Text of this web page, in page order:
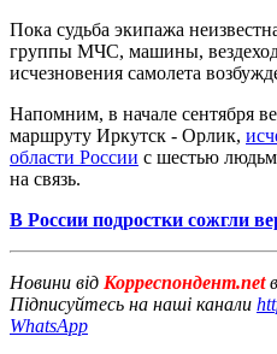
Пока судьба экипажа
группы МЧС, машины,
исчезновения самолета
Напомним, в начале сентября
маршруту Иркутск - Орлик,
области России с шестью
на связь.
В России подростки сожгли
Новини від Корреспондент.net
Підписуйтесь на наші канали
WhatsApp